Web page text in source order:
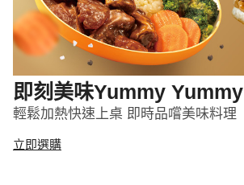
即刻美味Yummy Yummy
輕鬆加熱快速上桌 即時品嚐美味料理
立即選購